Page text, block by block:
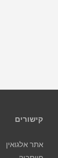
קישורים
אתר אלגואין